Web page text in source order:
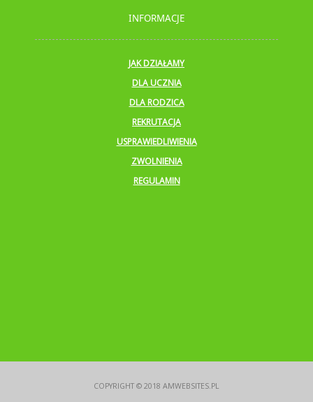
INFORMACJE
JAK DZIAŁAMY
DLA UCZNIA
DLA RODZICA
REKRUTACJA
USPRAWIEDLIWIENIA
ZWOLNIENIA
REGULAMIN
COPYRIGHT © 2018 AMWEBSITES.PL